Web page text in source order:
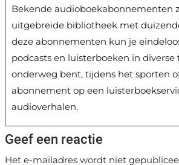
Bekende audioboekabonnementen
uitgebreide bibliotheek met
deze abonnementen kun je
podcasts en luisterboeken in
onderweg bent, tijdens het sporten
abonnement op een
audioverhalen.
Geef een reactie
Het e-mailadres wordt niet